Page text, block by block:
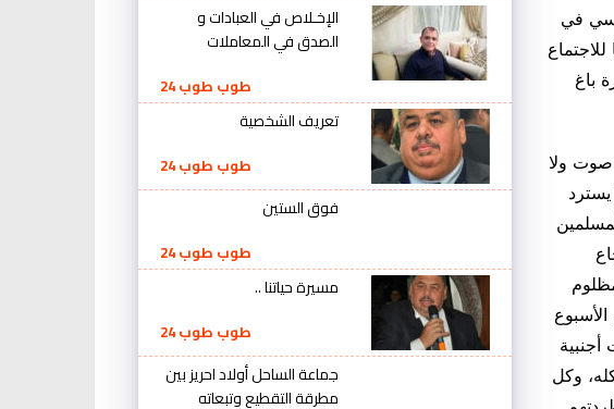
في
باغ
صوت ولا
وكل
الإخـلاص في العبادات و
الصدق في المعاملات
طوب طوب 24
تعريف الشخصية
طوب طوب 24
فوق الستين
طوب طوب 24
مسيرة حياتنا ..
طوب طوب 24
جماعة الساحل أولاد احريز بين
مطرقة التقطيع وتبعاته